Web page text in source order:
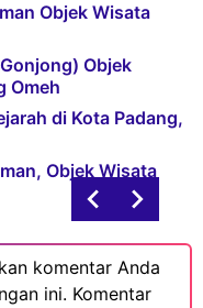
Objek Wisata
Objek
Omeh
di Kota Padang,
Objek Wisata
komentar Anda
ini. Komentar